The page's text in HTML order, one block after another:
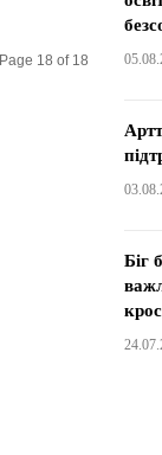
Page 18 of 18
Біг